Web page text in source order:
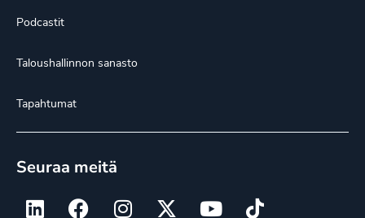
Podcastit
Taloushallinnon sanasto
Tapahtumat
Seuraa meitä